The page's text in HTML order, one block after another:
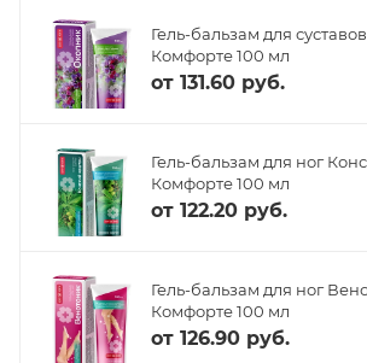
Гель-бальзам для
Комфорте 100 мл
от 131.60 руб.
Гель-бальзам для ног
Комфорте 100 мл
от 122.20 руб.
Гель-бальзам для ног
Комфорте 100 мл
от 126.90 руб.